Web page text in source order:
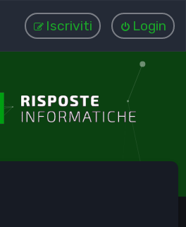
Login
Iscriviti